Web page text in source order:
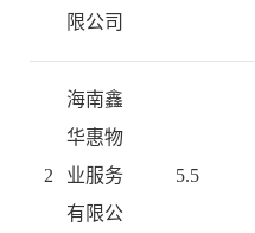
限公司
2
海南鑫
华惠物
业服务
有限公
5.5